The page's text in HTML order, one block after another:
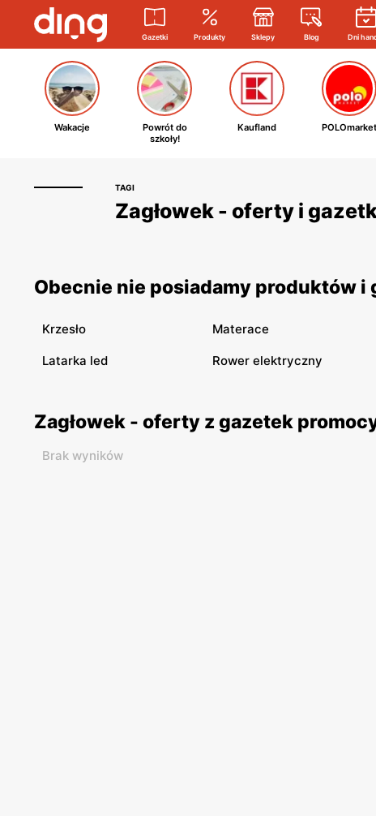
Gazetki Produkty Sklepy Blog Dni
Wakacje
Powrót do
szkoły!
Kaufland POLOmarket
TAGI
Zagłowek - oferty i
Obecnie nie posiadamy produktów i
Krzesło Materace
Latarka led Rower elektryczny
Zagłowek - oferty z gazetek
Brak wyników